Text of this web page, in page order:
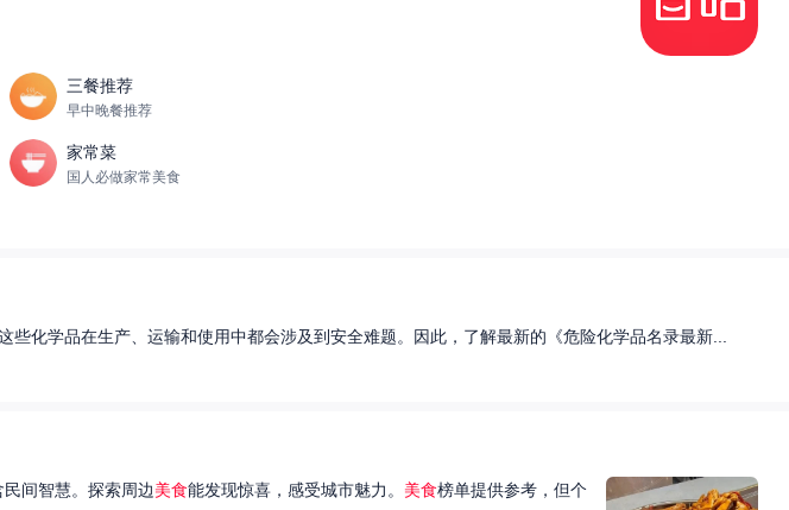
三餐推荐
早中晚餐推荐
家常菜
国人必做家常美食
化学品在生产、运输和使用中都会涉及到安全难题。因此，了解最新的《危险化学品名录最新...
间智慧。探索周边美食能发现惊喜，感受城市魅力。 美食榜单提供参考，但个